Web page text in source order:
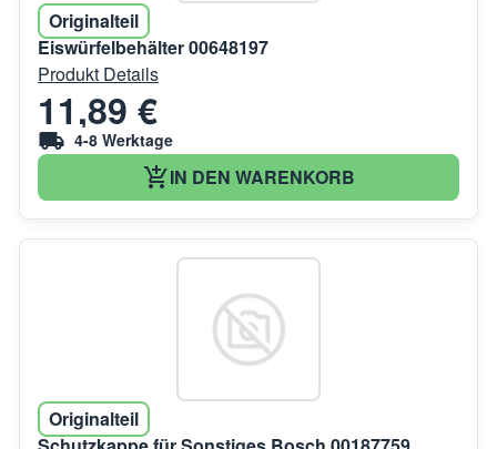
Originalteil
Eiswürfelbehälter 00648197
Produkt Details
11,89 €
4-8 Werktage
IN DEN WARENKORB
Originalteil